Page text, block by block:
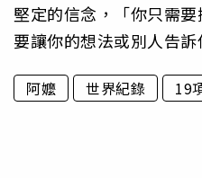
堅定的信念，「你只需
要讓你的想法或別人告訴
阿嬤 世界紀錄 19